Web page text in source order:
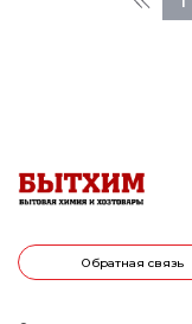
Обратная связь